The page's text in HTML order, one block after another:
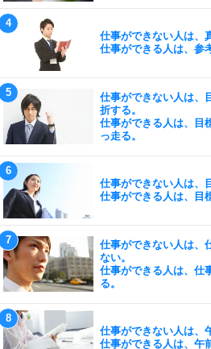
仕事ができない人は、
仕事ができる人は、参
仕事ができない人は、
折する。
仕事ができる人は、目
っ走る。
仕事ができない人は、
仕事ができる人は、目
仕事ができない人は、
ない。
仕事ができる人は、仕
る。
仕事ができない人は、
仕事ができる人は、午